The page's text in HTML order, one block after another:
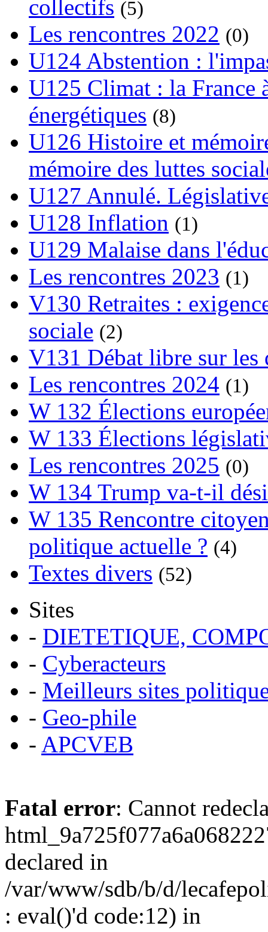
collectifs (5)
Les rencontres 2022 (0)
U124 Abstention :
U125 Climat : la France
énergétiques (8)
U126 Histoire et
mémoire des luttes
U127 Annulé.
U128 Inflation (1)
U129 Malaise dans
Les rencontres 2023 (1)
V130 Retraites :
sociale (2)
V131 Débat libre sur les
Les rencontres 2024 (1)
W 132 Élections
W 133 Élections
Les rencontres 2025 (0)
W 134 Trump va-t-il
W 135 Rencontre
politique actuelle ? (4)
Textes divers (52)
Sites
- DIETETIQUE,
- Cyberacteurs
- Meilleurs sites
- Geo-phile
- APCVEB
Fatal error: Cannot
declared in
/var/www/sdb/b/d/
: eval()'d code:12) in